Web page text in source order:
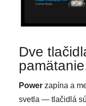
Dve
Power zapína a
svetla — tlačidlá